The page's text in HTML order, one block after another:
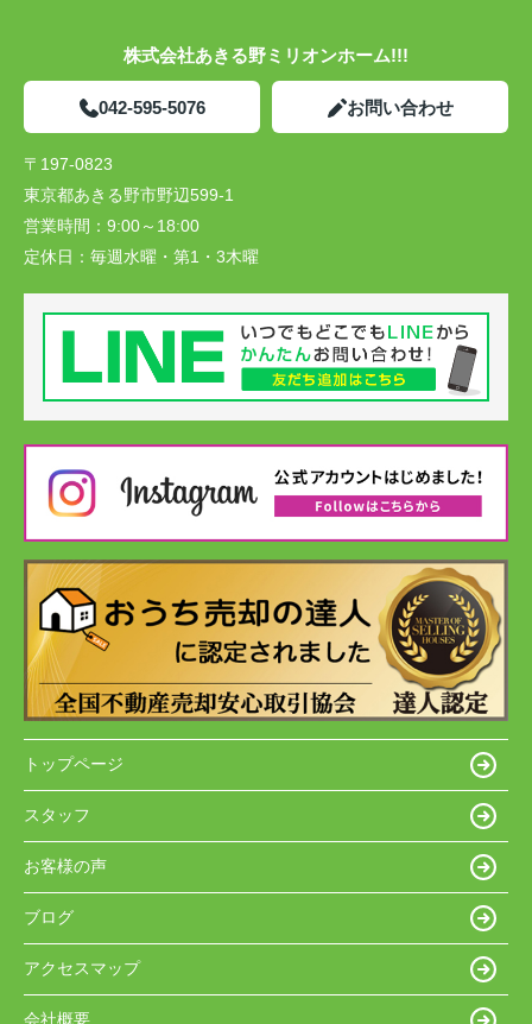
株式会社あきる野ミリオンホーム!!!
042-595-5076 お問い合わせ
〒197-0823
東京都あきる野市野辺599-1
営業時間： 9:00～18:00
定休日： 毎週水曜・第1・3木曜
トップページ
スタッフ
お客様の声
ブログ
アクセスマップ
会社概要